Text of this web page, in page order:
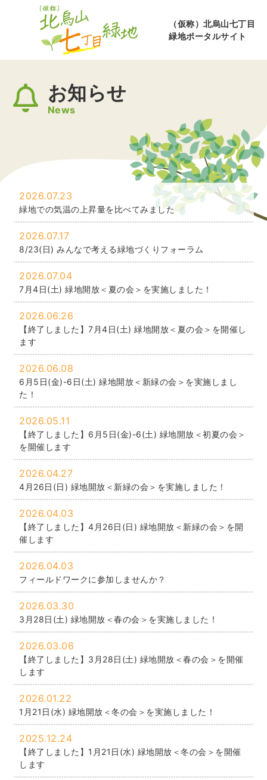
（仮称）北烏山七丁目
緑地ポータルサイト
お知らせ
News
2026.07.23
緑地での気温の上昇量を比べてみました
2026.07.17
8/23(日) みんなで考える緑地づくりフォーラム
2026.07.04
7月4日(土) 緑地開放＜夏の会＞を実施しました！
2026.06.26
【終了しました】7月4日(土) 緑地開放＜夏の会＞を開催し
ます
2026.06.08
6月5日(金)-6日(土) 緑地開放＜新緑の会＞を実施しまし
た！
2026.05.11
【終了しました】6月5日(金)-6(土) 緑地開放＜初夏の会＞
を開催します
2026.04.27
4月26日(日) 緑地開放＜新緑の会＞を実施しました！
2026.04.03
【終了しました】4月26日(日) 緑地開放＜新緑の会＞を開
催します
2026.04.03
フィールドワークに参加しませんか？
2026.03.30
3月28日(土) 緑地開放＜春の会＞を実施しました！
2026.03.06
【終了しました】3月28日(土) 緑地開放＜春の会＞を開催
します
2026.01.22
1月21日(水) 緑地開放＜冬の会＞を実施しました！
2025.12.24
【終了しました】1月21日(水) 緑地開放＜冬の会＞を開催
します